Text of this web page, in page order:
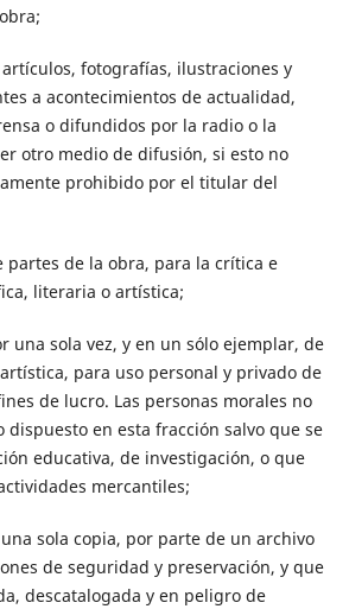
fotografías, ilustraciones y
a acontecimientos de actualidad,
o difundidos por la radio o la
otro medio de difusión, si esto no
prohibido por el titular del
partes de la obra, para la crítica e
literaria o artí­stica;
una sola vez, y en un sólo ejemplar, de
para uso personal y privado de
de lucro. Las personas morales no
dispuesto en esta fracción salvo que se
educativa, de investigación, o que
mercantiles;
sola copia, por parte de un archivo
de seguridad y preservación, y que
descatalogada y en peligro de